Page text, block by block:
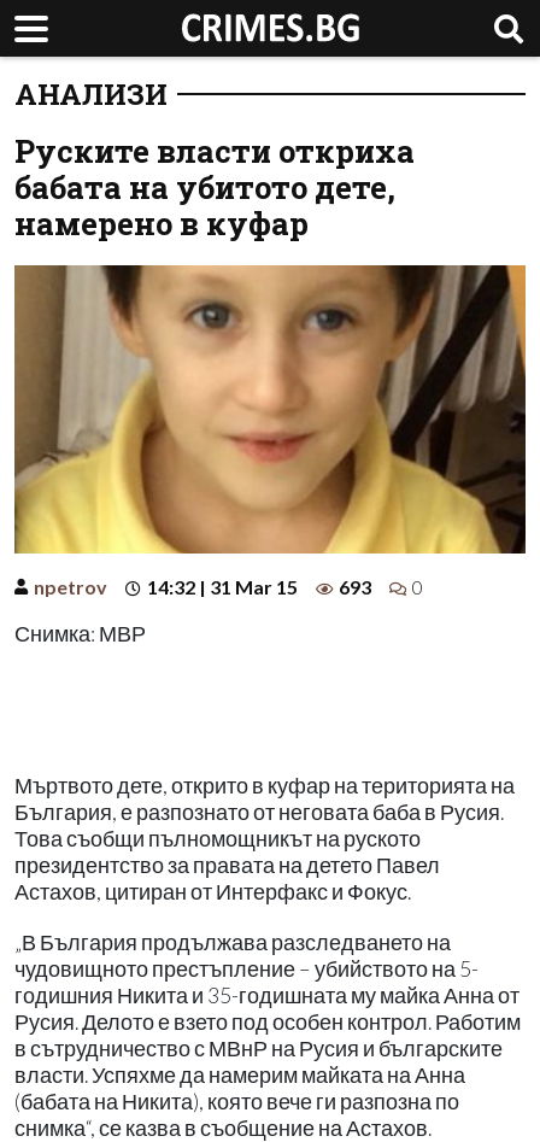
АНАЛИЗИ
Руските власти откриха
бабата на убитото дете,
намерено в куфар
npetrov 14:32 | 31 Mar 15 693 0
Снимка: МВР
Мъртвото дете, открито в куфар на територията на
България, е разпознато от неговата баба в Русия.
Това съобщи пълномощникът на руското
президентство за правата на детето Павел
Астахов, цитиран от Интерфакс и Фокус.
„В България продължава разследването на
чудовищното престъпление – убийството на 5-
годишния Никита и 35-годишната му майка Анна от
Русия. Делото е взето под особен контрол. Работим
в сътрудничество с МВнР на Русия и българските
власти. Успяхме да намерим майката на Анна
(бабата на Никита), която вече ги разпозна по
снимка“, се казва в съобщение на Астахов.